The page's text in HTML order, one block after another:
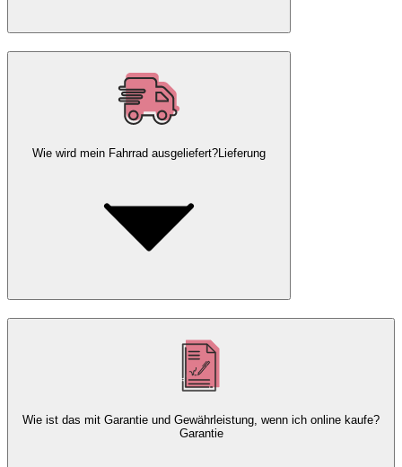
Wie wird mein Fahrrad ausgeliefert?Lieferung
Wie ist das mit Garantie und Gewährleistung, wenn ich online kaufe?
Garantie